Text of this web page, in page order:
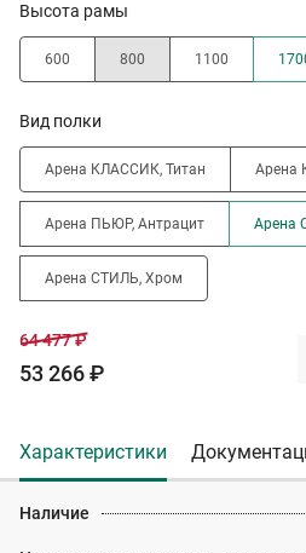
Высота рамы
600 800 1100
Вид полки
Арена КЛАССИК, Титан Арена
Арена ПЬЮР, Антрацит Арена
Арена СТИЛЬ, Хром
64 477 ₽
53 266 ₽
Характеристики
Наличие